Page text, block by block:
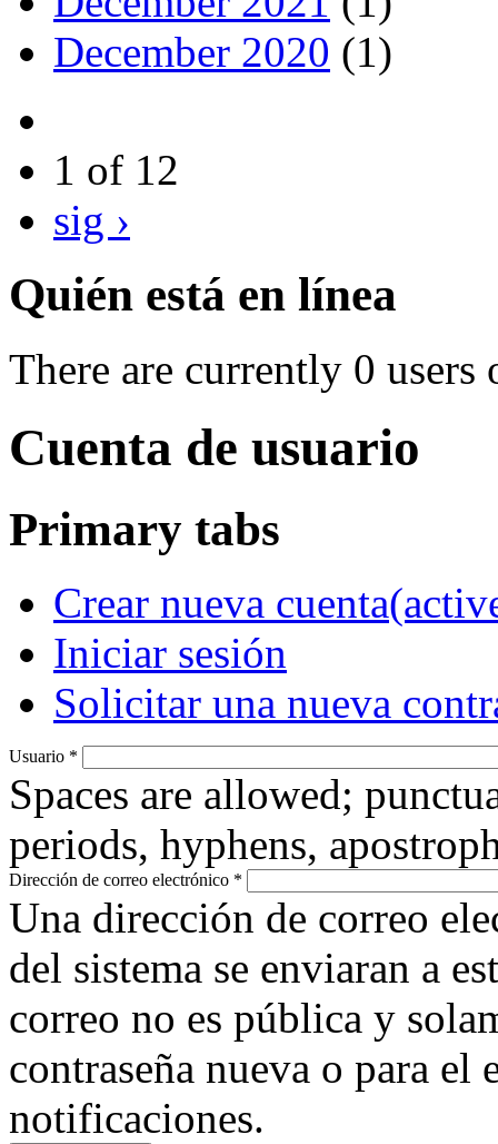
December 2020 (1)
1 of 12
sig ›
Quién está en línea
There are currently 0 users
Cuenta de usuario
Primary tabs
Crear nueva cuenta
Iniciar sesión
Solicitar una nueva
Usuario *
Spaces are allowed;
periods, hyphens,
Dirección de correo electrónico *
Una dirección de correo
del sistema se enviaran a
correo no es pública y
contraseña nueva o para
notificaciones.